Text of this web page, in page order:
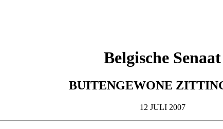
Belgische Senaat
BUITENGEWONE
12 JULI 2007